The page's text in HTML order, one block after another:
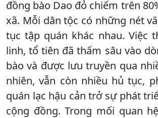
đồng bào Dao đỏ chiếm trên
xã. Mỗi dân tộc có những nét
tục tập quán khác nhau. Việc
linh, tổ tiên đã thấm sâu vào
bào và được lưu truyền qua
nhiên, vẫn còn nhiều hủ tục,
quán lạc hậu cản trở sự phát
cộng đồng. Trong mối quan